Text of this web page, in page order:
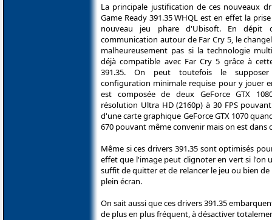
La principale justification de ces nouveaux
Game Ready 391.35 WHQL est en effet la
nouveau jeu phare d'Ubisoft. En dépit
communication autour de Far Cry 5, le
malheureusement pas si la technologie
déjà compatible avec Far Cry 5 grâce à
391.35. On peut toutefois le
configuration minimale requise pour y jouer
est composée de deux GeForce GTX
résolution Ultra HD (2160p) à 30 FPS
d'une carte graphique GeForce GTX 1070
670 pouvant même convenir mais on est dans
Même si ces drivers 391.35 sont optimisés
effet que l'image peut clignoter en vert si l'on
suffit de quitter et de relancer le jeu ou bien
plein écran.
On sait aussi que ces drivers 391.35
de plus en plus fréquent, à désactiver